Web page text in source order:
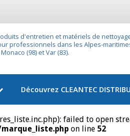
d'entretien et matériels de
professionnels dans les Alpes-
(98) et Var (83).
Découvrez CLEANTEC
failed to open
on line 52